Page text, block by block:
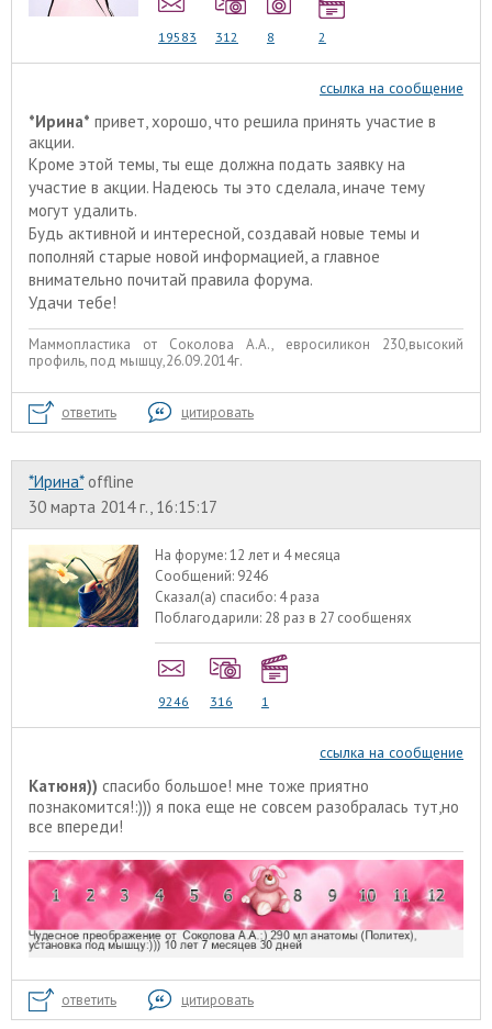
19583 312 8 2
ссылка на сообщение
*Ирина* привет, хорошо, что решила принять участие в
акции.
Кроме этой темы, ты еще должна подать заявку на
участие в акции. Надеюсь ты это сделала, иначе тему
могут удалить.
Будь активной и интересной, создавай новые темы и
пополняй старые новой информацией, а главное
внимательно почитай правила форума.
Удачи тебе!
Маммопластика от Соколова А.А., евросиликон 230,высокий
профиль, под мышцу,26.09.2014г.
ответить цитировать
*Ирина* offline
30 марта 2014 г., 16:15:17
На форуме:12 лет и 4 месяца
Сообщений: 9246
Сказал(а) спасибо: 4 раза
Поблагодарили: 28 раз в 27 сообщенях
9246 316 1
ссылка на сообщение
Катюня)) спасибо большое! мне тоже приятно
познакомится!:))) я пока еще не совсем разобралась тут,но
все впереди!
ответить цитировать